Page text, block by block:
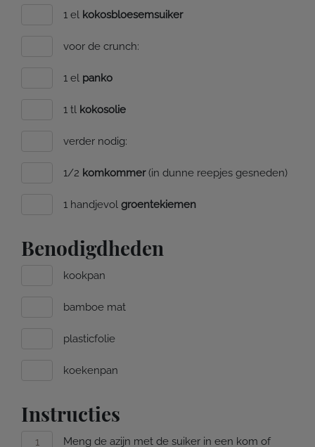
1 el kokosbloesemsuiker
voor de crunch:
1 el panko
1 tl kokosolie
verder nodig:
1/2 komkommer(in dunne reepjes gesneden)
1 handjevol groentekiemen
Benodigdheden
kookpan
bamboe mat
plasticfolie
koekenpan
Instructies
Meng de azijn met de suiker in een kom of